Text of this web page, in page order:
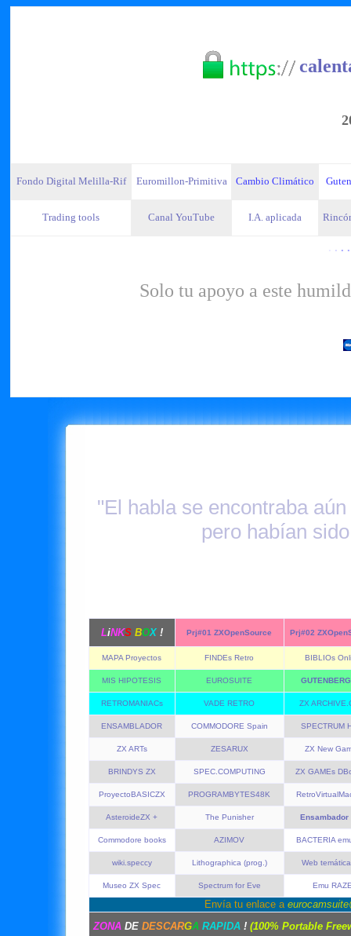
Fondo Digital Melilla-Rif Euromillon-Primitiva Cambio Climático
Trading tools Canal YouTube I.A. aplicada
· ·
Solo tu apoyo a este
"El habla se encontraba
pero habían
LiNKS BOX ! Prj#01 ZXOpenSource Prj#02
MAPA Proyectos FINDEs Retro BIBLIOs
MIS HIPOTESIS EUROSUITE
RETROMANIACs VADE RETRO ZX
ENSAMBLADOR COMMODORE Spain SPECTRUM
ZX ARTs ZESARUX ZX New
BRINDYS ZX SPEC.COMPUTING ZX GAMEs
ProyectoBASICZX PROGRAMBYTES48K
AsteroideZX + The Punisher Ensambador
Commodore books AZIMOV BACTERIA
wiki.speccy Lithographica (prog.) Web
Museo ZX Spec Spectrum for Eve Emu
Envía tu enlace a
ZONA DEDESCARGA RAPIDA ! (100% Portable